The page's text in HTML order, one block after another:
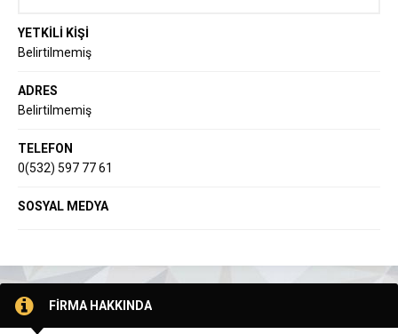
YETKİLİ KİŞİ
Belirtilmemiş
ADRES
Belirtilmemiş
TELEFON
0(532) 597 77 61
SOSYAL MEDYA
FİRMA HAKKINDA